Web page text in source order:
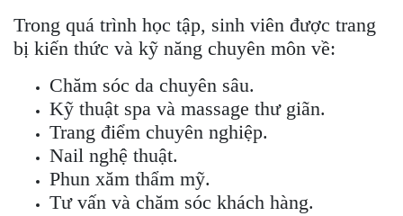
Trong quá trình học tập, sinh viên được trang
bị kiến thức và kỹ năng chuyên môn về:
Chăm sóc da chuyên sâu.
Kỹ thuật spa và massage thư giãn.
Trang điểm chuyên nghiệp.
Nail nghệ thuật.
Phun xăm thẩm mỹ.
Tư vấn và chăm sóc khách hàng.